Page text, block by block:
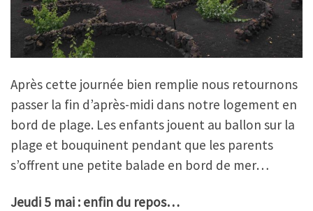
Après cette journée bien remplie nous retournons
passer la fin d’après-midi dans notre logement en
bord de plage. Les enfants jouent au ballon sur la
plage et bouquinent pendant que les parents
s’offrent une petite balade en bord de mer…
Jeudi 5 mai : enfin du repos…